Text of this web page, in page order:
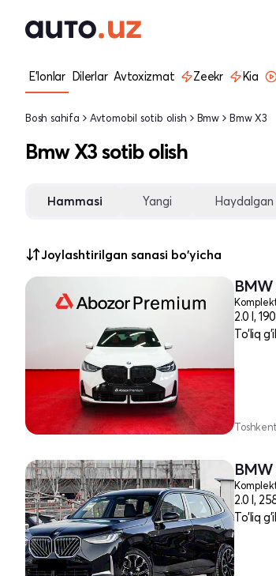
E'lonlar Dilerlar Avtoxizmat Zeekr Kia
Bosh sahifa Avtomobil sotib olish Bmw Bmw X3
Bmw X3 sotib olish
Hammasi Yangi Haydalgan
Joylashtirilgan sanasi bo'yicha
BMW
2.0 l,
To'liq
BMW
2.0 l,
To'liq